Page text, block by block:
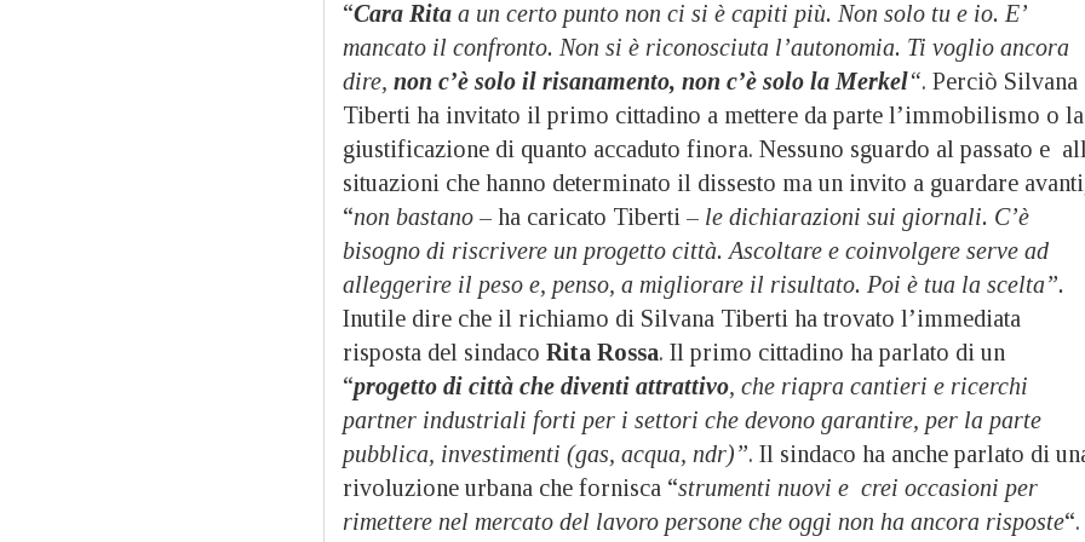
“Cara Rita a un certo punto non ci si è capiti più. Non solo tu e io. E’
mancato il confronto. Non si è riconosciuta l’autonomia. Ti voglio ancora
dire, non c’è solo il risanamento, non c’è solo la Merkel“. Perciò Silvana
Tiberti ha invitato il primo cittadino a mettere da parte l’immobilismo o la
giustificazione di quanto accaduto finora. Nessuno sguardo al passato e
situazioni che hanno determinato il dissesto ma un invito a guardare
“non bastano – ha caricato Tiberti – le dichiarazioni sui giornali. C’è
bisogno di riscrivere un progetto città. Ascoltare e coinvolgere serve ad
alleggerire il peso e, penso, a migliorare il risultato. Poi è tua la scelta”.
Inutile dire che il richiamo di Silvana Tiberti ha trovato l’immediata
risposta del sindaco Rita Rossa. Il primo cittadino ha parlato di un
“progetto di città che diventi attrattivo, che riapra cantieri e ricerchi
partner industriali forti per i settori che devono garantire, per la parte
pubblica, investimenti (gas, acqua, ndr)”. Il sindaco ha anche parlato di
rivoluzione urbana che fornisca “strumenti nuovi e crei occasioni per
rimettere nel mercato del lavoro persone che oggi non ha ancora risposte“.